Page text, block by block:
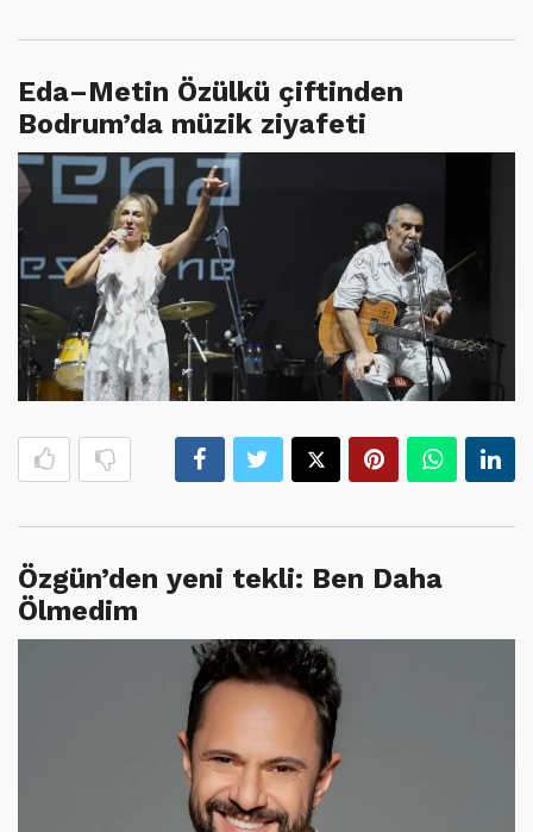
Eda–Metin Özülkü çiftinden
Bodrum’da müzik ziyafeti
Özgün’den yeni tekli: Ben Daha
Ölmedim